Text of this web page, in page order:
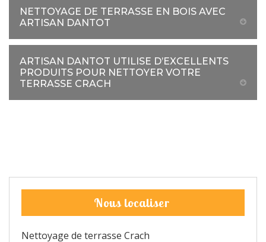
NETTOYAGE DE TERRASSE EN BOIS AVEC
ARTISAN DANTOT
ARTISAN DANTOT UTILISE D’EXCELLENTS
PRODUITS POUR NETTOYER VOTRE
TERRASSE CRACH
Nous localiser
Nettoyage de terrasse Crach